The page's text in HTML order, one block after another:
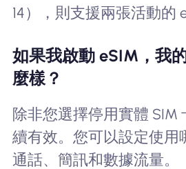
14），則支援兩張活動的
如果我啟動 eSIM，我
麼樣？
除非您選擇停用實體 SIM
續有效。您可以設定使用
通話、簡訊和數據流量。